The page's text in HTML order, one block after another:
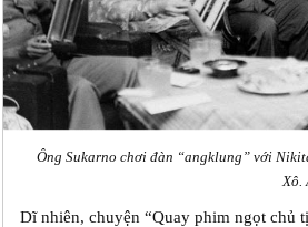
Ông Sukarno chơi đàn “angklung” với
Xô.
Dĩ nhiên, chuyện “Quay phim ngọt chủ